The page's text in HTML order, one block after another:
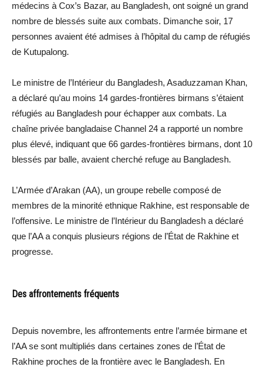
médecins à Cox’s Bazar, au Bangladesh, ont soigné un grand
nombre de blessés suite aux combats. Dimanche soir, 17
personnes avaient été admises à l’hôpital du camp de réfugiés
de Kutupalong.
Le ministre de l’Intérieur du Bangladesh, Asaduzzaman Khan,
a déclaré qu’au moins 14 gardes-frontières birmans s’étaient
réfugiés au Bangladesh pour échapper aux combats. La
chaîne privée bangladaise Channel 24 a rapporté un nombre
plus élevé, indiquant que 66 gardes-frontières birmans, dont 10
blessés par balle, avaient cherché refuge au Bangladesh.
L’Armée d’Arakan (AA), un groupe rebelle composé de
membres de la minorité ethnique Rakhine, est responsable de
l’offensive. Le ministre de l’Intérieur du Bangladesh a déclaré
que l’AA a conquis plusieurs régions de l’État de Rakhine et
progresse.
Des affrontements fréquents
Depuis novembre, les affrontements entre l’armée birmane et
l’AA se sont multipliés dans certaines zones de l’État de
Rakhine proches de la frontière avec le Bangladesh. En